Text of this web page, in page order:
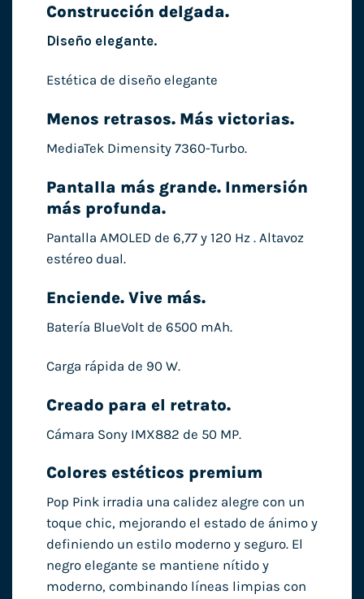
Construcción delgada.
Diseño elegante.
Estética de diseño elegante
Menos retrasos. Más victorias.
MediaTek Dimensity 7360-Turbo.
Pantalla más grande. Inmersión
más profunda.
Pantalla AMOLED de 6,77 y 120 Hz . Altavoz
estéreo dual.
Enciende. Vive más.
Batería BlueVolt de 6500 mAh.
Carga rápida de 90 W.
Creado para el retrato.
Cámara Sony IMX882 de 50 MP.
Colores estéticos premium
Pop Pink irradia una calidez alegre con un
toque chic, mejorando el estado de ánimo y
definiendo un estilo moderno y seguro. El
negro elegante se mantiene nítido y
moderno, combinando líneas limpias con